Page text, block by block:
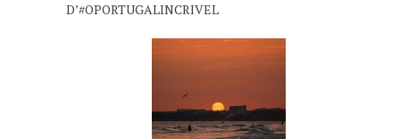
D’#OPORTUGALINCRIVEL